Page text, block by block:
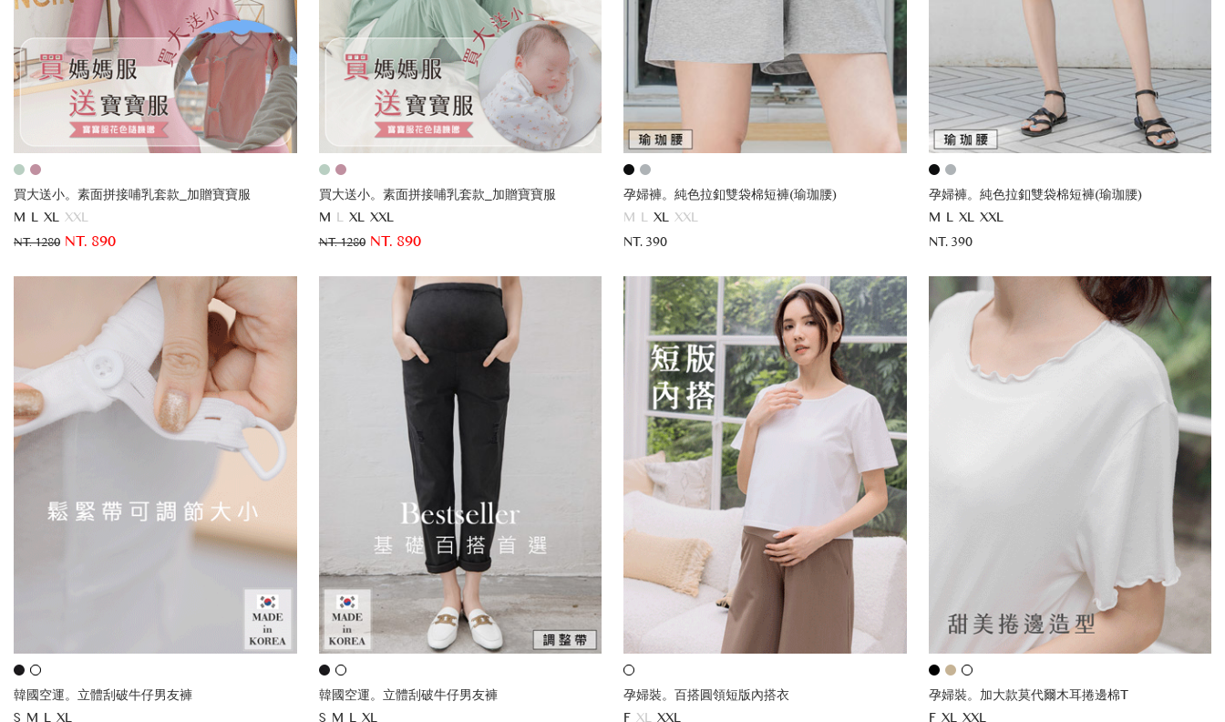
買大送小。素面拼接哺乳套款_加贈寶寶服
M L XL XXL
NT. 1280 NT. 890
買大送小。素面拼接哺乳套款_加贈寶寶服
M L XL XXL
NT. 1280 NT. 890
孕婦褲。純色拉釦雙袋棉短褲(瑜珈腰)
M L XL XXL
NT. 390
孕婦褲。純色拉釦雙袋棉短褲(瑜珈腰)
M L XL XXL
NT. 390
韓國空運。立體刮破牛仔男友褲 韓國空運。立體刮破牛仔男友褲 孕婦裝。百搭圓領短版內搭衣 孕婦裝。加大款莫代爾木耳捲邊棉T